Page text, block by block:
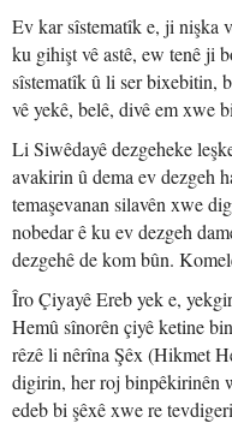
Ev kar sîstematîk e, ji nişka
ku gihişt vê astê, ew tenê ji
sîstematîk û li ser bixebitin,
vê yekê, belê, divê em xwe
Li Siwêdayê dezgeheke
avakirin û dema ev dezgeh
temaşevanan silavên xwe
nobedar ê ku ev dezgeh
dezgehê de kom bûn.
Îro Çiyayê Ereb yek e,
Hemû sînorên çiyê ketine
rêzê li nêrîna Şêx (Hikmet
digirin, her roj binpêkirinên
edeb bi şêxê xwe re